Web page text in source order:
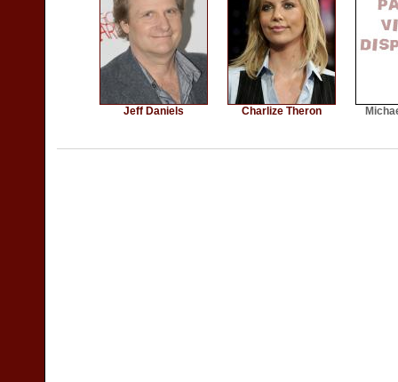
Jeff Daniels Charlize Theron